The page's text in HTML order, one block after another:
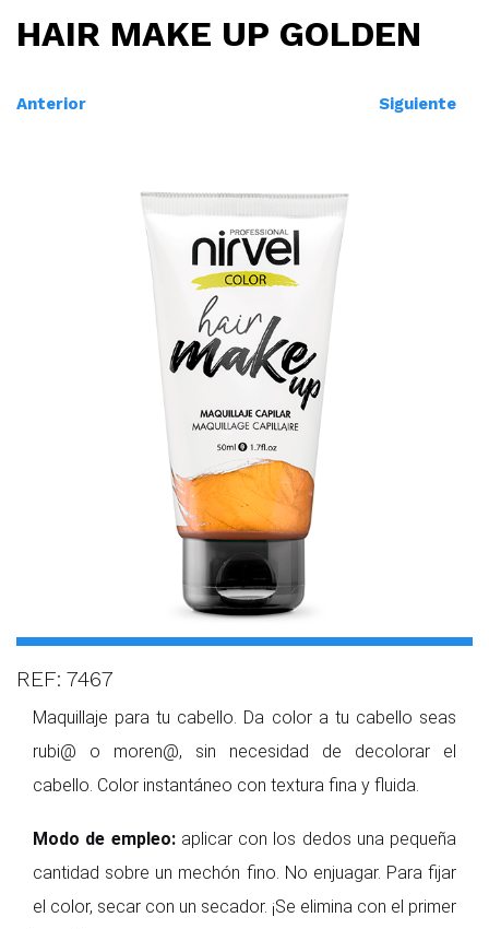
HAIR MAKE UP GOLDEN
Anterior Siguiente
REF: 7467
Maquillaje para tu cabello. Da color a tu cabello seas
rubi@ o moren@, sin necesidad de decolorar el
cabello. Color instantáneo con textura fina y fluida.
Modo de empleo:aplicar con los dedos una pequeña
cantidad sobre un mechón fino. No enjuagar. Para fijar
el color, secar con un secador. ¡Se elimina con el primer